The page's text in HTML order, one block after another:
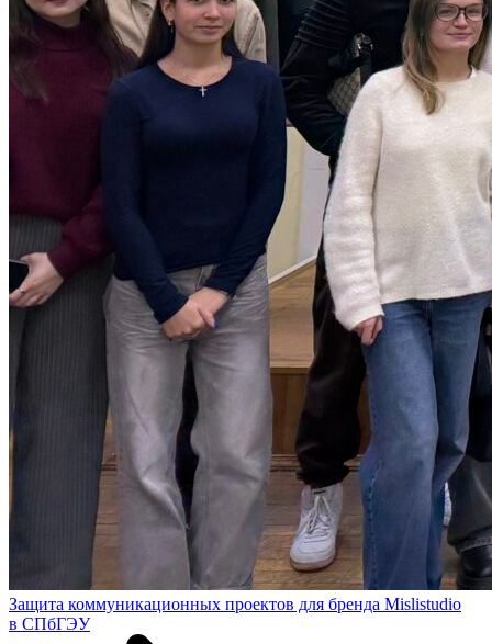
Защита коммуникационных проектов для бренда Mislistudio
в СПбГЭУ